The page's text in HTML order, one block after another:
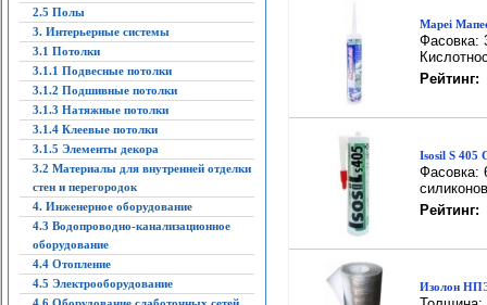
2.5 Полы
3. Интерьерные системы
3.1 Потолки
3.1.1 Подвесные потолки
3.1.2 Подшивные потолки
3.1.3 Натяжные потолки
3.1.4 Клеевые потолки
3.1.5 Элементы декора
3.2 Материалы для внутренней отделки
стен и перегородок
4. Инженерное оборудование
4.3 Водопроводно-канализационное
оборудование
4.4 Отопление
4.5 Электрооборудование
Mapei
Фасовка:
Рейтинг:
Isosil S 405
Фасовка:
Рейтинг:
Изолон